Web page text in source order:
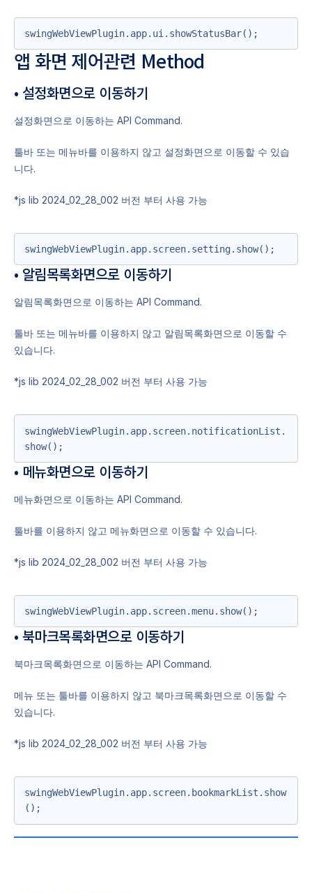
swingWebViewPlugin.app.ui.showStatusBar();
앱 화면 제어관련 Method
• 설정화면으로 이동하기
설정화면으로 이동하는 API Command.
툴바 또는 메뉴바를 이용하지 않고 설정화면으로 이동할 수 있습
니다.
*js lib 2024_02_28_002 버전 부터 사용 가능
swingWebViewPlugin.app.screen.setting.show();
• 알림목록화면으로 이동하기
알림목록화면으로 이동하는 API Command.
툴바 또는 메뉴바를 이용하지 않고 알림목록화면으로 이동할 수
있습니다.
*js lib 2024_02_28_002 버전 부터 사용 가능
swingWebViewPlugin.app.screen.notificationList.
show();
• 메뉴화면으로 이동하기
메뉴화면으로 이동하는 API Command.
툴바를 이용하지 않고 메뉴화면으로 이동할 수 있습니다.
*js lib 2024_02_28_002 버전 부터 사용 가능
swingWebViewPlugin.app.screen.menu.show();
• 북마크목록화면으로 이동하기
북마크목록화면으로 이동하는 API Command.
메뉴 또는 툴바를 이용하지 않고 북마크목록화면으로 이동할 수
있습니다.
*js lib 2024_02_28_002 버전 부터 사용 가능
swingWebViewPlugin.app.screen.bookmarkList.show
();